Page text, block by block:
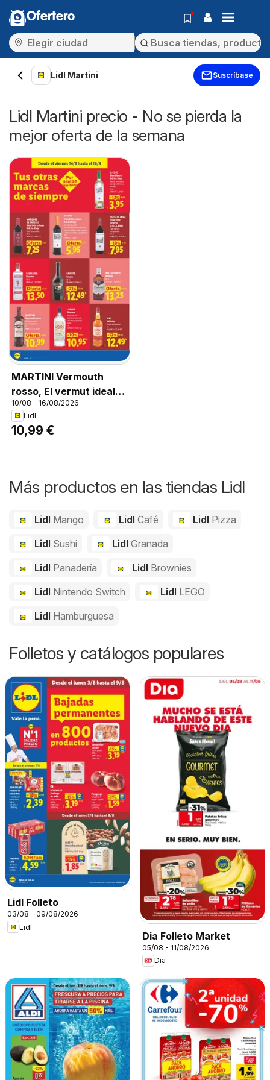
Ofertero
Lidl Martini Suscríbase
Lidl Martini precio - No se pierda la
mejor oferta de la semana
MARTINI Vermouth
rosso, El vermut ideal
para el aperitivo. 1 l
10/08 - 16/08/2026
Lidl
10,99 €
Más productos en las tiendas Lidl
Lidl Mango Lidl Café Lidl Pizza
Lidl Sushi Lidl Granada
Lidl Panadería Lidl Brownies
Lidl Nintendo Switch Lidl LEGO
Lidl Hamburguesa
Folletos y catálogos populares
Lidl Folleto
03/08 - 09/08/2026
Lidl
Dia Folleto Market
05/08 - 11/08/2026
Dia